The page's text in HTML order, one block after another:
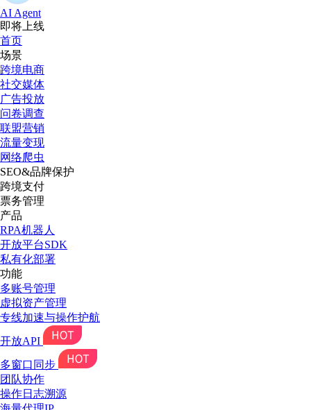
AI Agent
即将上线
首页
场景
跨境电商
社交媒体
广告投放
问卷调查
联盟营销
流量变现
网络爬虫
SEO&品牌保护
跨境支付
票务管理
产品
RPA机器人
开放平台SDK
私有化部署
功能
多账号管理
虚拟资产管理
专线加速与操作护航
开放API
多窗口同步
团队协作
操作日志溯源